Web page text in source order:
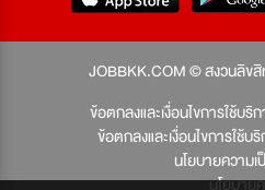
JOBBKK.COM © สงวนลิข
ข้อตกลงและเงื่อนไขการใช้บ
ข้อตกลงและเงื่อนไขการใช้
นโยบายความ